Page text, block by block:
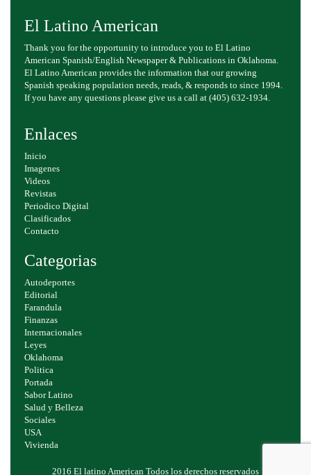
El Latino American
Thank you for the opportunity to introduce you to El Latino
American Spanish/English Newspaper & Publications in Oklahoma.
El Latino American provides the information that our growing
Spanish speaking population needs, reads, & responds to since 1994.
If you have any questions please give us a call at (405) 632-1934.
Enlaces
Inicio
Imagenes
Videos
Revistas
Periodico Digital
Clasificados
Contacto
Categorias
Autodeportes
Editorial
Farandula
Finanzas
Internacionales
Leyes
Oklahoma
Politica
Portada
Sabor Latino
Salud y Belleza
Sociales
USA
Vivienda
2016 El latino American Todos los derechos reservados